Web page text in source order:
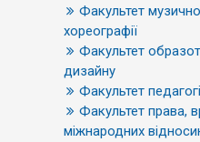
Факультет
хореографії
Факультет
дизайну
Факультет
Факультет права,
міжнародних